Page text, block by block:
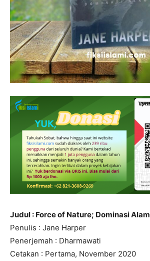
Judul : Force of Nature; Dominasi Alam
Penulis : Jane Harper
Penerjemah : Dharmawati
Cetakan : Pertama, November 2020